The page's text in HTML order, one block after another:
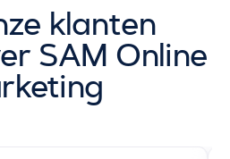
klanten
SAM Online